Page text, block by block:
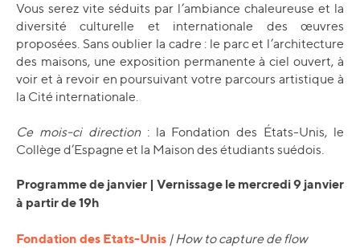
Vous serez vite séduits par l’ambiance chaleureuse et la
diversité culturelle et internationale des œuvres
proposées. Sans oublier la cadre : le parc et l’architecture
des maisons, une exposition permanente à ciel ouvert, à
voir et à revoir en poursuivant votre parcours artistique à
la Cité internationale.
Ce mois-ci direction: la Fondation des États-Unis, le
Collège d’Espagne et la Maison des étudiants suédois.
Programme de janvier | Vernissage le mercredi 9 janvier
à partir de 19h
Fondation des Etats-Unis | How to capture de flow